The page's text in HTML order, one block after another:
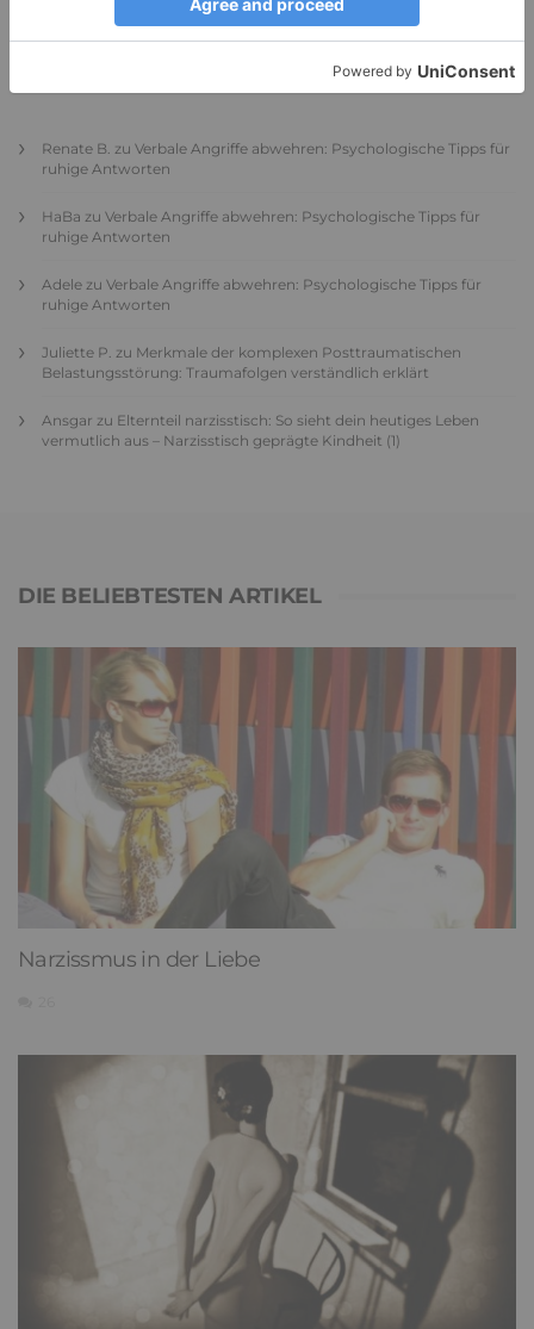
0
Renate B. zu Verbale Angriffe abwehren: Psychologische Tipps für
ruhige Antworten
HaBa zu Verbale Angriffe abwehren: Psychologische Tipps für
ruhige Antworten
Adele zu Verbale Angriffe abwehren: Psychologische Tipps für
ruhige Antworten
Juliette P. zu Merkmale der komplexen Posttraumatischen
Belastungsstörung: Traumafolgen verständlich erklärt
Ansgar zu Elternteil narzisstisch: So sieht dein heutiges Leben
vermutlich aus – Narzisstisch geprägte Kindheit (1)
DIE BELIEBTESTEN ARTIKEL
Narzissmus in der Liebe